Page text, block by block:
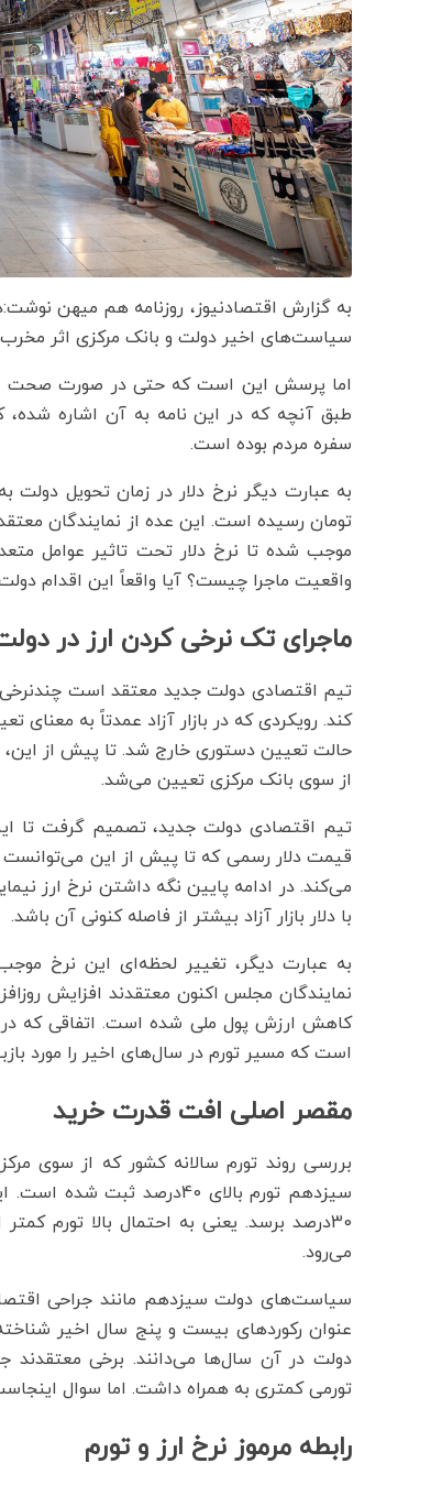
سیاست‌های اخیر دولت و بانک مرکزی اثر
اما پرسش این است که حتی در صورت صحت
سفره مردم بوده است.
تومان رسیده است. این عده از نمایندگان
موجب شده تا نرخ دلار تحت تاثیر عوامل
واقعیت ماجرا چیست؟ آیا واقعاً این اقدام
ماجرای تک نرخی کردن ارز در
تیم اقتصادی دولت جدید معتقد است چندنرخی
کند. رویکردی که در بازار آزاد عمدتاً به
حالت تعیین دستوری خارج شد. تا پیش از این،
از سوی بانک مرکزی تعیین می‌شد.
تیم اقتصادی دولت جدید، تصمیم گرفت تا
قیمت دلار رسمی که تا پیش از این می‌توانست
می‌کند. در ادامه پایین نگه داشتن نرخ ارز
با دلار بازار آزاد بیشتر از فاصله کنونی آن باشد.
به عبارت دیگر، تغییر لحظه‌ای این نرخ
نمایندگان مجلس اکنون معتقدند افزایش
کاهش ارزش پول ملی شده است. اتفاقی که
است که مسیر تورم در سال‌های اخیر را مورد
مقصر اصلی افت قدرت خرید
بررسی روند تورم سالانه کشور که از سوی
سیزدهم تورم بالای
30درصد برسد. یعنی به احتمال بالا تورم
می‌رود.
سیاست‌های دولت سیزدهم مانند جراحی
عنوان رکورد‌های بیست و پنج سال اخیر
دولت در آن سال‌ها می‌دانند. برخی معتقدند
تورمی کمتری به همراه داشت. اما سوال
رابطه مرموز نرخ ارز و تورم